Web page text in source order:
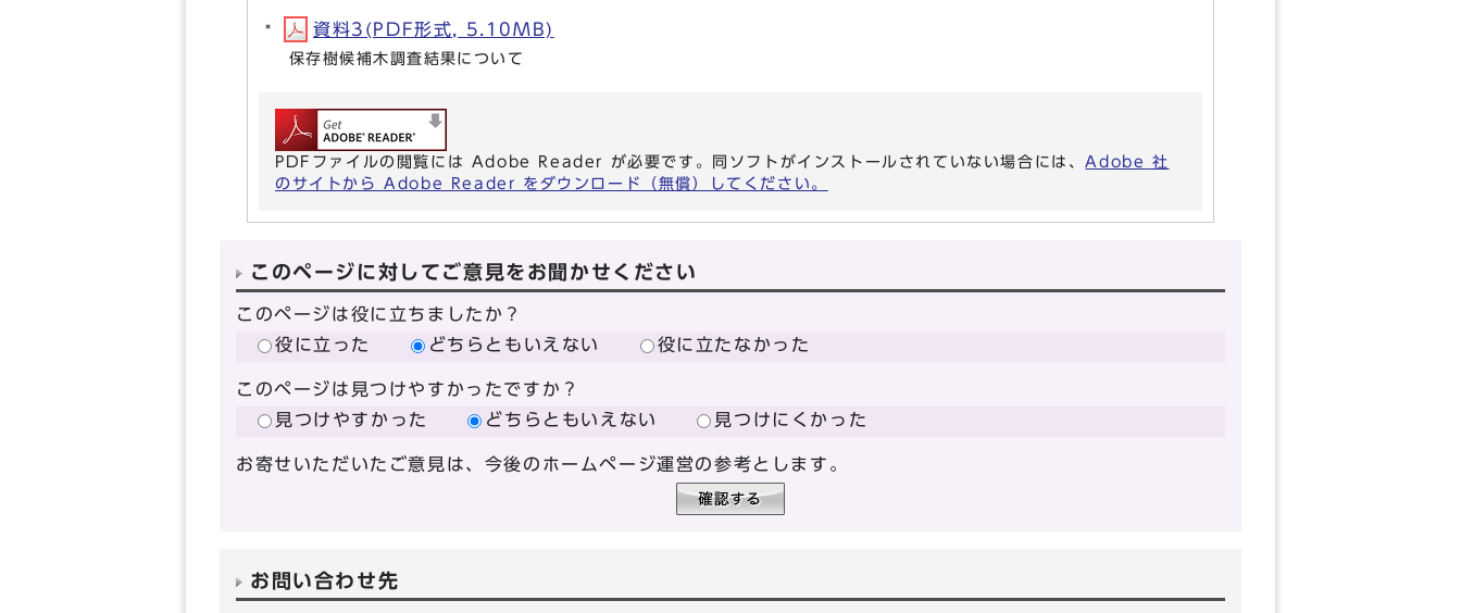
資料3(PDF形式, 5.10MB)
保存樹候補木調査結果について
PDFファイルの閲覧には Adobe Reader が必要です。同ソフトがインストールされていない場合には、Adobe 社
のサイトから Adobe Reader をダウンロード（無償）してください。
このページに対してご意見をお聞かせください
このページは役に立ちましたか？
役に立った
どちらともいえない 役に立たなかった
このページは見つけやすかったですか？
見つけやすかった
どちらともいえない 見つけにくかった
お寄せいただいたご意見は、今後のホームページ運営の参考とします。
お問い合わせ先